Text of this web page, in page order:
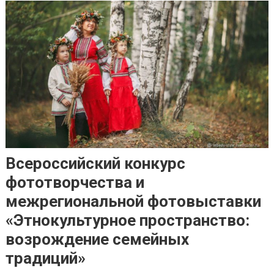
Всероссийский конкурс
фототворчества и
межрегиональной фотовыставки
«Этнокультурное пространство:
возрождение семейных
традиций»